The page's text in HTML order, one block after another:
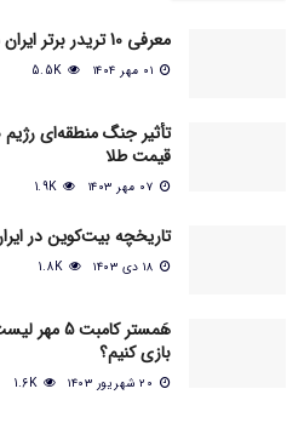
معرفی 10 تریدر برتر ایران در سال 2025
5.5K
تأثیر جنگ منطقه‌ای
قیمت طلا
1.9K
تاریخچه بیت‌کوین در
1.8K
هَمستر
بازی کنیم؟
1.6K